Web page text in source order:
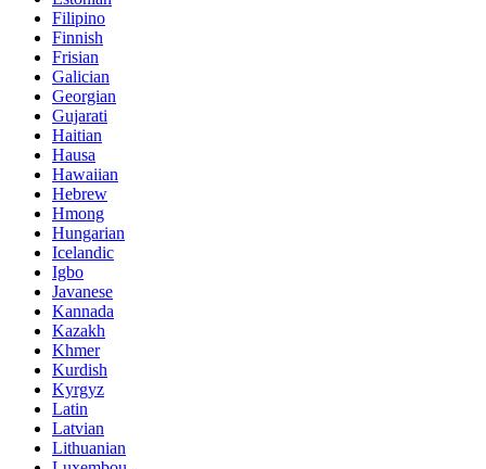
Filipino
Finnish
Frisian
Galician
Georgian
Gujarati
Haitian
Hausa
Hawaiian
Hebrew
Hmong
Hungarian
Icelandic
Igbo
Javanese
Kannada
Kazakh
Khmer
Kurdish
Kyrgyz
Latin
Latvian
Lithuanian